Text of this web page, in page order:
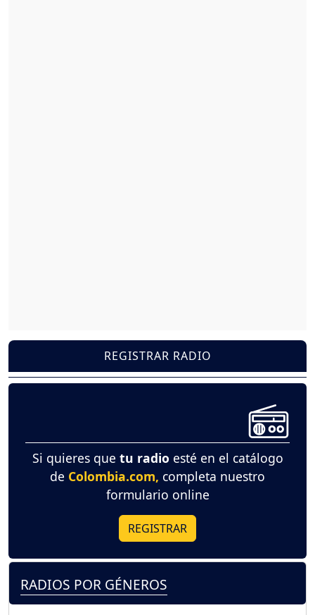
REGISTRAR RADIO
Si quieres que tu radio esté en el catálogo
de Colombia.com, completa nuestro
formulario online
REGISTRAR
RADIOS POR GÉNEROS